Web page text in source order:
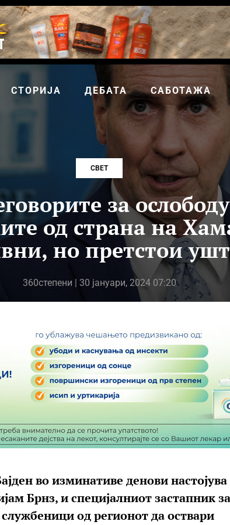
СТОРИЈА ДЕБАТА САБОТАЖА
СВЕТ
за
од страна на
но претстои
360степени | 30 јануари, 2024 07:20
во изминативе денови настојува
Брнз, и специјалниот застапник за
од регионот да оствари